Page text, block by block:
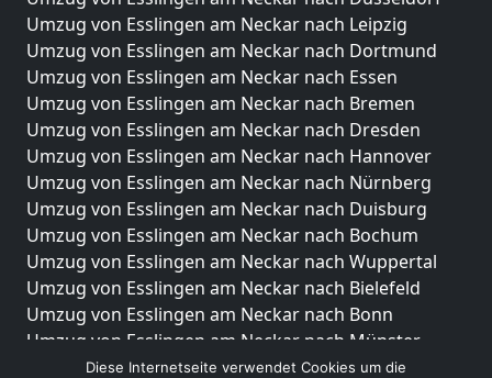
Umzug von Esslingen am Neckar nach Leipzig
Umzug von Esslingen am Neckar nach Dortmund
Umzug von Esslingen am Neckar nach Essen
Umzug von Esslingen am Neckar nach Bremen
Umzug von Esslingen am Neckar nach Dresden
Umzug von Esslingen am Neckar nach Hannover
Umzug von Esslingen am Neckar nach Nürnberg
Umzug von Esslingen am Neckar nach Duisburg
Umzug von Esslingen am Neckar nach Bochum
Umzug von Esslingen am Neckar nach Wuppertal
Umzug von Esslingen am Neckar nach Bielefeld
Umzug von Esslingen am Neckar nach Bonn
Umzug von Esslingen am Neckar nach Münster
Diese Internetseite verwendet Cookies um die